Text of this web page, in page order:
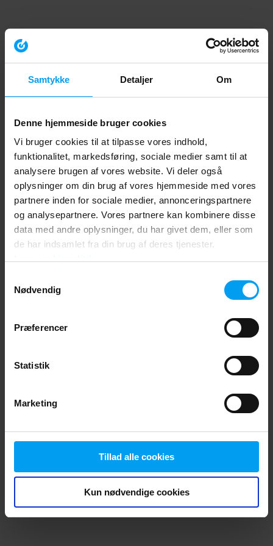
Samtykke Detaljer Om
Denne hjemmeside bruger cookies
Vi bruger cookies til at tilpasse vores indhold,
funktionalitet, markedsføring, sociale medier samt til at
analysere brugen af vores website. Vi deler også
oplysninger om din brug af vores hjemmeside med vores
partnere inden for sociale medier, annonceringspartnere
og analysepartnere. Vores partnere kan kombinere disse
data med andre oplysninger, du har givet dem, eller som
de har indsamlet fra din brug af deres tjenester.
Nødvendig
Præferencer
Statistik
Marketing
Tillad alle cookies
Kun nødvendige cookies
Application error: a client-side exception has occurred (see the